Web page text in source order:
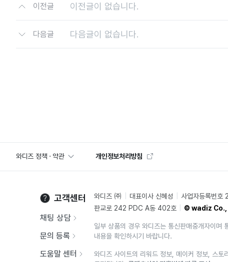
이전글 이전글이 없습니다.
다음글 다음글이 없습니다.
와디즈 정책 · 약관 개인정보처리방침
고객센터
채팅 상담
문의 등록
도움말 센터
와디즈 ㈜ 대표이사 신혜성 사업자등록번
판교로 242 PDC A동 402호
© wadiz
일부 상품의 경우 와디즈는 통신판매중개자이며
내용을 확인하시기 바랍니다.
와디즈 사이트의 리워드 정보, 메이커 정보, 스